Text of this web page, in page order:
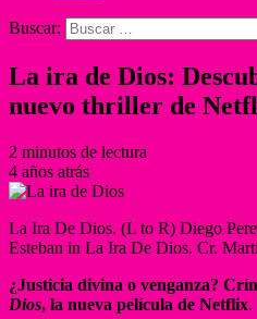
Buscar:
La ira de Dios:
nuevo thriller de
2 minutos de lectura
4 años atrás
La Ira De Dios. (L to R) Diego
Esteban in La Ira De Dios. Cr.
¿Justicia divina o venganza?
Dios, la nueva película de Netflix.